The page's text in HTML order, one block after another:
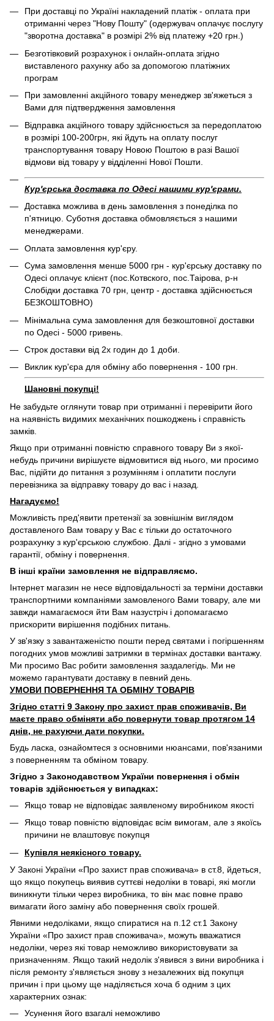
При доставці по Україні накладений платіж - оплата при
отриманні через "Нову Пошту" (одержувач оплачує послугу
"зворотна доставка" в розмірі 2% від платежу +20 грн.)
Безготівковий розрахунок і онлайн-оплата згідно
виставленого рахунку або за допомогою платіжних
програм
При замовленні акційного товару менеджер зв'яжеться з
Вами для підтвердження замовлення
Відправка акційного товару здійснюється за передоплатою
в розмірі 100-200грн, які йдуть на оплату послуг
транспортування товару Новою Поштою в разі Вашої
відмови від товару у відділенні Нової Пошти.
Кур'єрська доставка по Одесі нашими кур'єрами.
Доставка можлива в день замовлення з понеділка по
п'ятницю. Суботня доставка обмовляється з нашими
менеджерами.
Оплата замовлення кур'єру.
Сума замовлення менше 5000 грн - кур'єрську доставку по
Одесі оплачує клієнт (пос.Котвского, пос.Таірова, р-н
Слобідки доставка 70 грн, центр - доставка здійснюється
БЕЗКОШТОВНО)
Мінімальна сума замовлення для безкоштовної доставки
по Одесі - 5000 гривень.
Строк доставки від 2х годин до 1 доби.
Виклик кур'єра для обміну або повернення - 100 грн.
Шановні покупці!
Не забудьте оглянути товар при отриманні і перевірити його
на наявність видимих ​​механічних пошкоджень і справність
замків.
Якщо при отриманні повністю справного товару Ви з якої-
небудь причини вирішуєте відмовитися від нього, ми просимо
Вас, підійти до питання з розумінням і оплатити послуги
перевізника за відправку товару до вас і назад.
Нагадуємо!
Можливість пред'явити претензії за зовнішнім виглядом
доставленого Вам товару у Вас є тільки до остаточного
розрахунку з кур'єрською службою. Далі - згідно з умовами
гарантії, обміну і повернення.
В інші країни замовлення не відправляємо.
Інтернет магазин не несе відповідальності за терміни доставки
транспортними компаніями замовленого Вами товару, але ми
завжди намагаємося йти Вам назустріч і допомагаємо
прискорити вирішення подібних питань.
У зв'язку з завантаженістю пошти перед святами і погіршенням
погодних умов можливі затримки в термінах доставки вантажу.
Ми просимо Вас робити замовлення заздалегідь. Ми не
можемо гарантувати доставку в певний день.
УМОВИ ПОВЕРНЕННЯ ТА ОБМІНУ ТОВАРІВ
Згідно статті 9 Закону про захист прав споживачів, Ви
маєте право обміняти або повернути товар протягом 14
днів, не рахуючи дати покупки.
Будь ласка, ознайомтеся з основними нюансами, пов'язаними
з поверненням та обміном товару.
Згідно з Законодавством України повернення і обмін
товарів здійснюється у випадках:
Якщо товар не відповідає заявленому виробником якості
Якщо товар повністю відповідає всім вимогам, але з якоїсь
причини не влаштовує покупця
Купівля неякісного товару.
У Законі України «Про захист прав споживача» в ст.8, йдеться,
що якщо покупець виявив суттєві недоліки в товарі, які могли
виникнути тільки через виробника, то він має повне право
вимагати його заміну або повернення своїх грошей.
Явними недоліками, якщо спиратися на п.12 ст.1 Закону
України «Про захист прав споживача», можуть вважатися
недоліки, через які товар неможливо використовувати за
призначенням. Якщо такий недолік з'явився з вини виробника і
після ремонту з'являється знову з незалежних від покупця
причин і при цьому ще наділяється хоча б одним з цих
характерних ознак:
Усунення його взагалі неможливо